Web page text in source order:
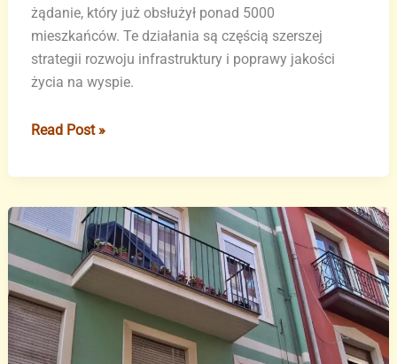
żądanie, który już obsłużył ponad 5000
mieszkańców. Te działania są częścią szerszej
strategii rozwoju infrastruktury i poprawy jakości
życia na wyspie.
Teryfa:
nowe
i
rozwój
transportu
publicznego
Read Post »